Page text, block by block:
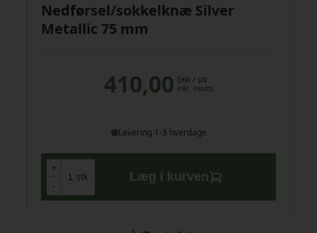
Nedførsel/sokkelknæ Silver
Metallic 75 mm
410,00 DKK/ stk
inkl. moms
Levering 1-3 hverdage
+
-
stk
+
-
Læg i kurven